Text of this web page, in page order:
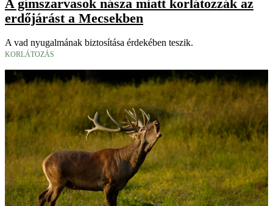
A gímszarvasok násza miatt korlátozzák az
erdőjárást a Mecsekben
A vad nyugalmának biztosítása érdekében teszik.
KORLÁTOZÁS